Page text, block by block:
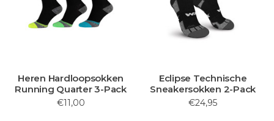
Heren Hardloopsokken
Running Quarter 3-Pack
€11,00
Eclipse Technische
Sneakersokken 2-Pack
€24,95